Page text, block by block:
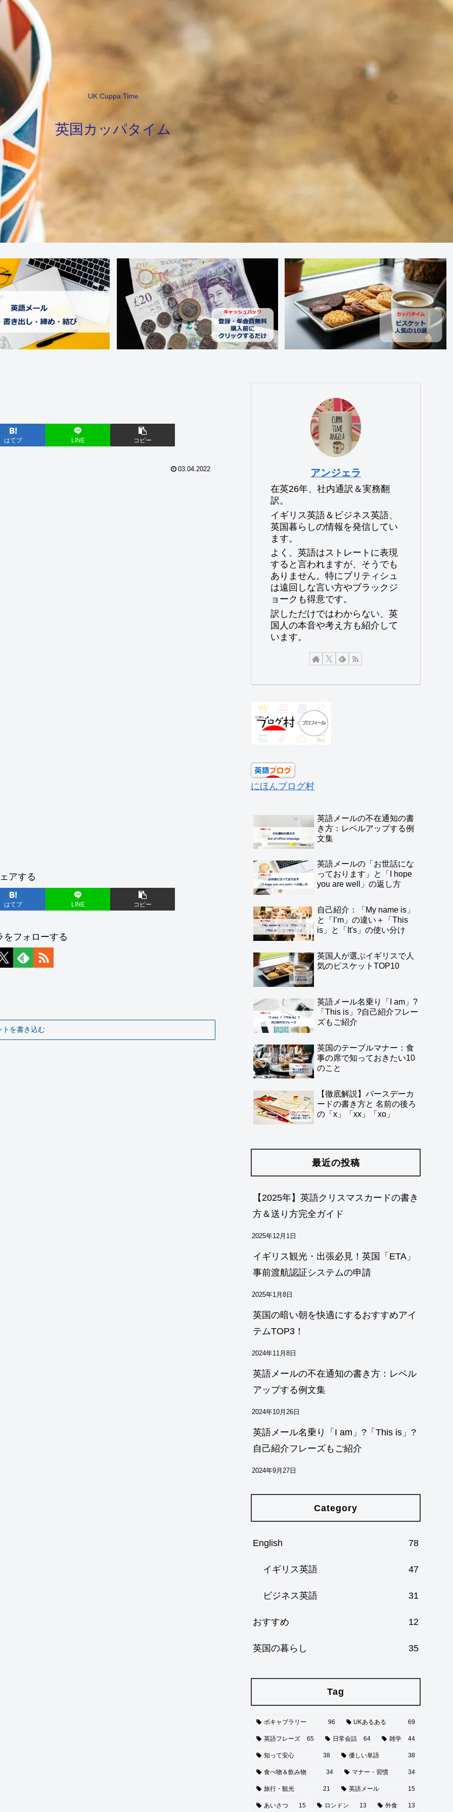
UK Cuppa Time
英国カッパタイム
はてブ LINE コピー
03.04.2022
アする
はてブ LINE コピー
をフォローする
トを書き込む
アンジェラ
在英26年、社内通訳＆実務翻
訳。
イギリス英語＆ビジネス英語、
英国暮らしの情報を発信してい
ます。
よく、英語はストレートに表現
すると言われますが、そうでも
ありません。特にブリティシュ
は遠回しな言い方やブラックジ
ョークも得意です。
訳しただけではわからない、英
国人の本音や考え方も紹介して
います。
にほんブログ村
英語メールの不在通知の書
き方：レベルアップする例
文集
英語メールの「お世話にな
っております」と「I hope
you are well」の返し方
自己紹介：「My name is」
と「I’m」の違い＋「This
is」と「It's」の使い分け
英国人が選ぶイギリスで人
気のビスケットTOP10
英語メール名乗り「I am」?
「This is」?自己紹介フレー
ズもご紹介
英国のテーブルマナー：食
事の席で知っておきたい10
のこと
【徹底解説】バースデーカ
ードの書き方と 名前の後ろ
の「x」「xx」「xo」
最近の投稿
【2025年】英語クリスマスカードの書き
方＆送り方完全ガイド
2025年12月1日
イギリス観光・出張必見！英国「ETA」
事前渡航認証システムの申請
2025年1月8日
英国の暗い朝を快適にするおすすめアイ
テムTOP3！
2024年11月8日
英語メールの不在通知の書き方：レベル
アップする例文集
2024年10月26日
英語メール名乗り「I am」?「This is」?
自己紹介フレーズもご紹介
2024年9月27日
Category
English 78
イギリス英語 47
ビジネス英語 31
おすすめ 12
英国の暮らし 35
Tag
ボキャブラリー 96 UKあるある 69
英語フレーズ 65 日常会話 64 雑学 44
知って安心 38 優しい単語 38
食べ物＆飲み物 34 マナー・習慣 34
旅行・観光 21 英語メール 15
あいさつ 15 ロンドン 13 外食 13